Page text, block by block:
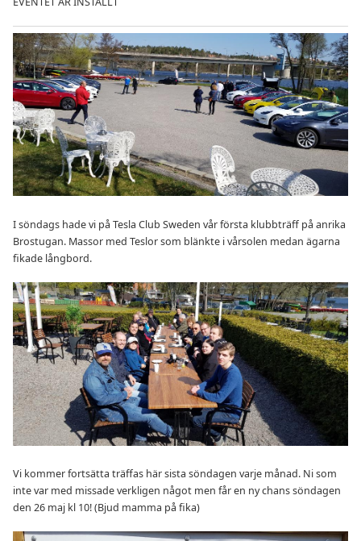
I söndags hade vi på Tesla Club Sweden vår första klubbträff på anrika
Brostugan. Massor med Teslor som blänkte i vårsolen medan ägarna
fikade långbord.
Vi kommer fortsätta träffas här sista söndagen varje månad. Ni som
inte var med missade verkligen något men får en ny chans söndagen
den 26 maj kl 10! (Bjud mamma på fika)